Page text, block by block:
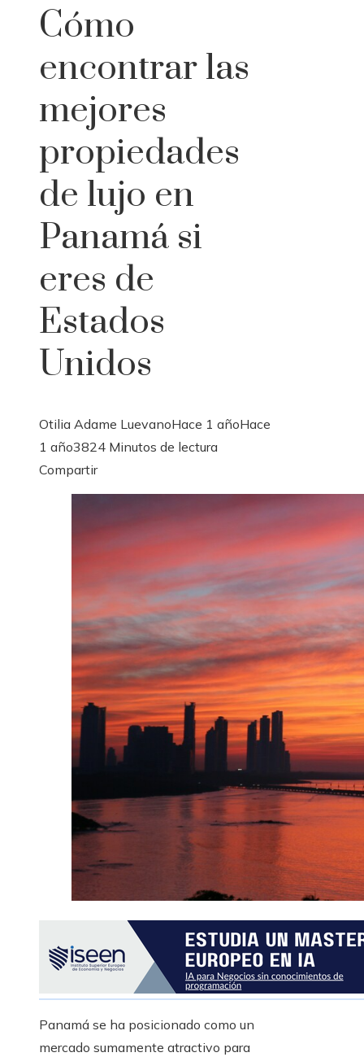
Cómo
encontrar las
mejores
propiedades
de lujo en
Panamá si
eres de
Estados
Unidos
Otilia Adame LuevanoHace 1 añoHace
1 año3824 Minutos de lectura
Facebook
Twitter
LinkedIn
Pinterest
Stumbleupon
Email
Compartir
Panamá se ha posicionado como un
mercado sumamente atractivo para